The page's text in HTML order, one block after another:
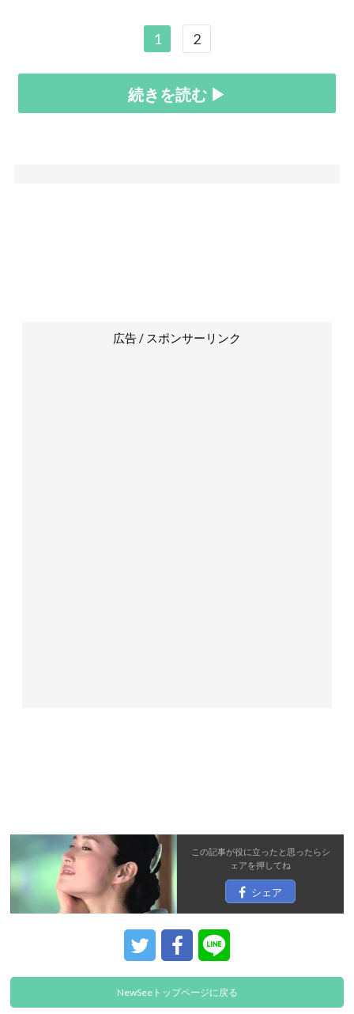
1 2
続きを読む ▶
広告 / スポンサーリンク
この記事が役に立ったと思ったらシ
ェアを押してね
シェア
NewSeeトップページに戻る